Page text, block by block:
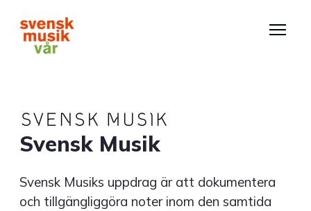
huvudinnehåll
Svensk Musik
Svensk Musiks uppdrag är att dokumentera
och tillgängliggöra noter inom den samtida